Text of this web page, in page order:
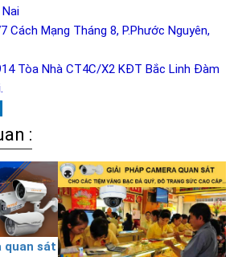
Cách Mạng Tháng 8, P.Phước Nguyên,
Tòa Nhà CT4C/X2 KĐT Bắc Linh Đàm
:
quan sát